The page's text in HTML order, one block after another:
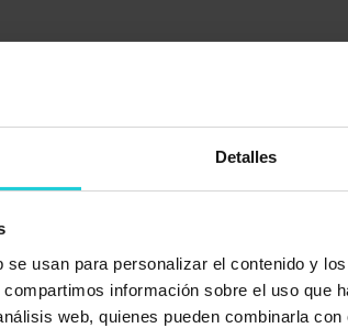
Detalles
usan para personalizar el contenido y
información sobre el uso que
web, quienes pueden combinarla
postura para dormir
durante la noche y
reparador, es crucial mantener
media que ofrezca un buen
puede causar una tensión
para alinear mejor la columna.